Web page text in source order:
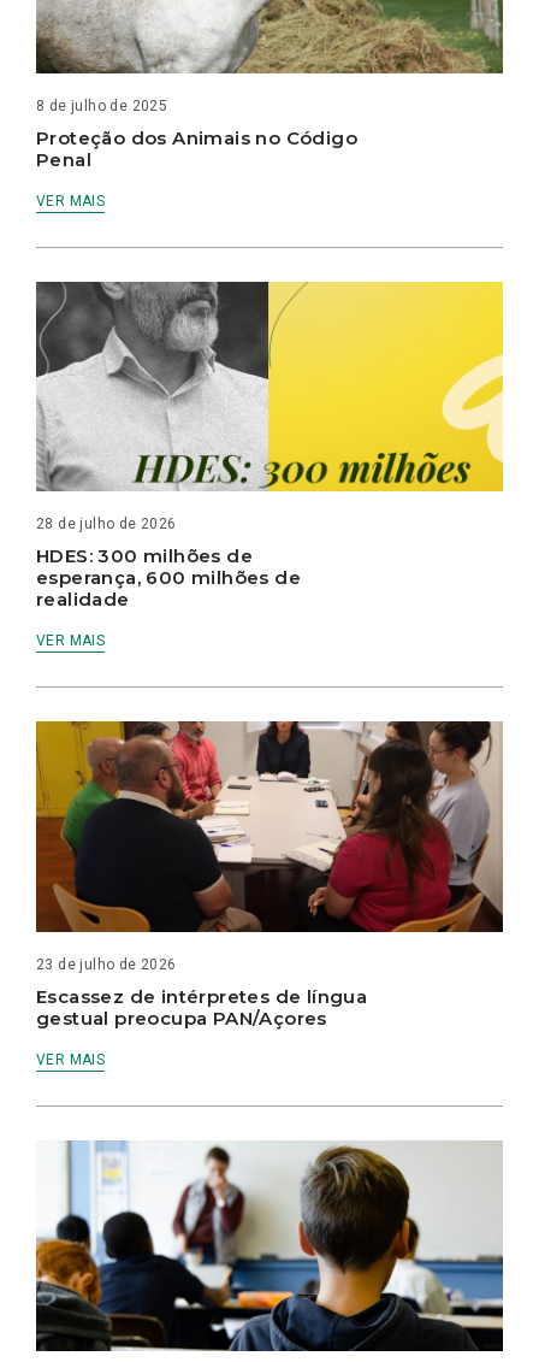
8 de julho de 2025
Proteção dos Animais no Código
Penal
VER MAIS
28 de julho de 2026
HDES: 300 milhões de
esperança, 600 milhões de
realidade
VER MAIS
23 de julho de 2026
Escassez de intérpretes de língua
gestual preocupa PAN/Açores
VER MAIS